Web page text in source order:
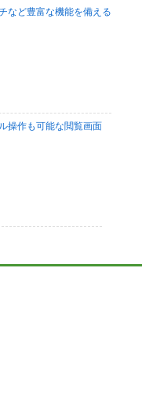
など豊富な機能を備える
操作も可能な閲覧画面